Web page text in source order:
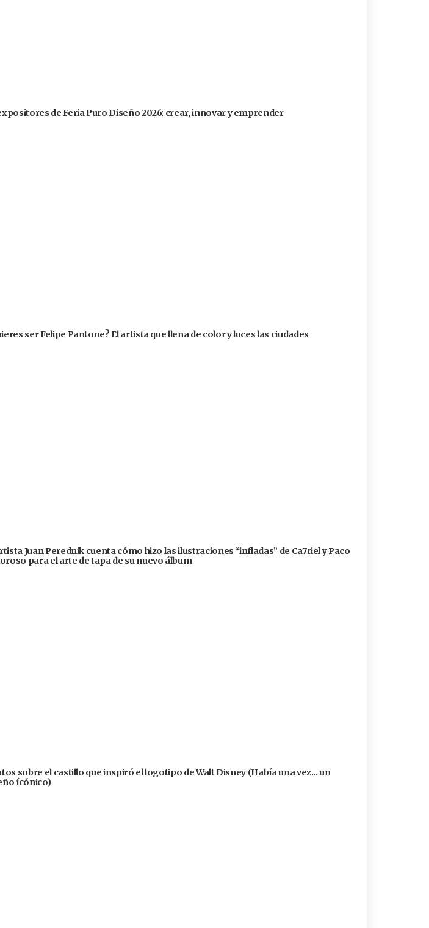
de Feria Puro Diseño 2026: crear, innovar y emprender
ser Felipe Pantone? El artista que llena de color y luces las ciudades
Juan Perednik cuenta cómo hizo las ilustraciones “infladas” de Ca7riel y Paco
para el arte de tapa de su nuevo álbum
sobre el castillo que inspiró el logotipo de Walt Disney (Había una vez... un
ícónico)